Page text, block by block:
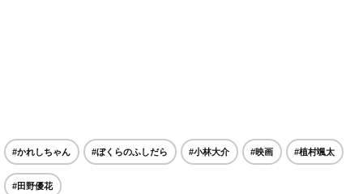
#かれしちゃん #ぼくらのふしだら #小林大介 #映画 #植村颯太
#田野優花